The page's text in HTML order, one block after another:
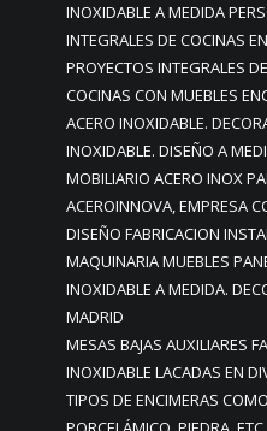
INOXIDABLE A MEDIDA
INTEGRALES DE COCINAS
PROYECTOS INTEGRALES
COCINAS CON MUEBLES
ACERO INOXIDABLE.
INOXIDABLE. DISEÑO A
MOBILIARIO ACERO INOX
ACEROINNOVA, EMPRESA
DISEÑO FABRICACION
MAQUINARIA MUEBLES
INOXIDABLE A MEDIDA.
MADRID
MESAS BAJAS AUXILIARES
INOXIDABLE LACADAS EN
TIPOS DE ENCIMERAS